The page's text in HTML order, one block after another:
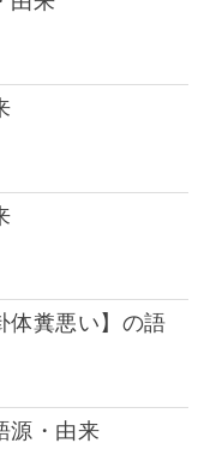
体糞悪い】の語
源・由来